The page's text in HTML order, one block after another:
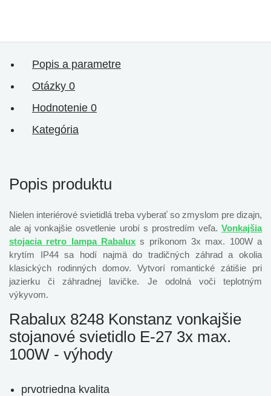
Popis a parametre
Otázky 0
Hodnotenie 0
Kategória
Popis produktu
Nielen interiérové ​​svietidlá treba vyberať so zmyslom pre dizajn,
ale aj vonkajšie osvetlenie urobí s prostredím veľa. Vonkajšia
stojacia retro lampa Rabalux s príkonom 3x max. 100W a
krytím IP44 sa hodí najmä do tradičných záhrad a okolia
klasických rodinných domov. Vytvorí romantické zátišie pri
jazierku či záhradnej lavičke. Je odolná voči teplotným
výkyvom.
Rabalux 8248 Konstanz vonkajšie
stojanové svietidlo E-27 3x max.
100W - výhody
prvotriedna kvalita